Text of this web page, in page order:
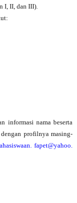
I, II, dan III).
informasi nama beserta
profilnya masing-
fapet@yahoo.